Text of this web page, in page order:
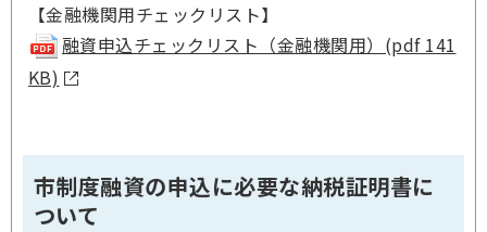
【金融機関用チェックリスト】
融資申込チェックリスト（金融機関用）(pdf 141
KB)
市制度融資の申込に必要な納税証明書に
ついて